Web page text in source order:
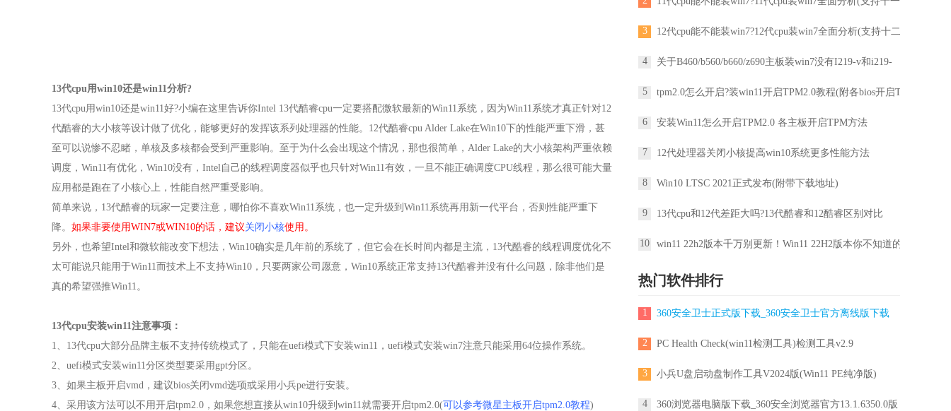
3 12代cpu能不能装win7?12代cpu装win7全面分析(支持十二
4 关于B460/b560/b660/z690主板装win7没有I219-v和i219-
5 tpm2.0怎么开启?装win11开启TPM2.0教程(附各bios开启T
6 安装Win11怎么开启TPM2.0 各主板开启TPM方法
7 12代处理器关闭小核提高win10系统更多性能方法
8 Win10 LTSC 2021正式发布(附带下载地址)
9 13代cpu和12代差距大吗?13代酷睿和12酷睿区别对比
10 win11 22h2版本千万别更新！Win11 22H2版本你不知道的一
热门软件排行
1 360安全卫士正式版下载_360安全卫士官方离线版下载
2 PC Health Check(win11检测工具)检测工具v2.9
3 小兵U盘启动盘制作工具V2024版(Win11 PE纯净版)
4 360浏览器电脑版下载_360安全浏览器官方13.1.6350.0版
13代cpu用win10还是win11分析?
13代cpu用win10还是win11好?小编在这里告诉你Intel 13代酷睿cpu一定要搭配微软最新的Win11系统，因为Win11系统才真正针对12
代酷睿的大小核等设计做了优化，能够更好的发挥该系列处理器的性能。 12代酷睿cpu Alder Lake在Win10下的性能严重下滑，甚
至可以说惨不忍睹，单核及多核都会受到严重影响。 至于为什么会出现这个情况，那也很简单，Alder Lake的大小核架构严重依赖
调度，Win11有优化，Win10没有，Intel自己的线程调度器似乎也只针对Win11有效，一旦不能正确调度CPU线程，那么很可能大量
应用都是跑在了小核心上，性能自然严重受影响。
简单来说，13代酷睿的玩家一定要注意，哪怕你不喜欢Win11系统，也一定升级到Win11系统再用新一代平台，否则性能严重下
降。 如果非要使用WIN7或WIN10的话，建议关闭小核使用。
另外，也希望Intel和微软能改变下想法，Win10确实是几年前的系统了，但它会在长时间内都是主流，13代酷睿的线程调度优化不
太可能说只能用于Win11而技术上不支持Win10，只要两家公司愿意，Win10系统正常支持13代酷睿并没有什么问题，除非他们是
真的希望强推Win11。
13代cpu安装win11注意事项：
1 、 13代cpu大部分品牌主板不支持传统模式了，只能在uefi模式下安装win11， uefi模式安装win7注意只能采用64位操作系统。
2、 uefi模式安装win11分区类型要采用gpt分区。
3、如果主板开启vmd，建议bios关闭vmd选项或采用小兵pe进行安装。
4、采用该方法可以不用开启tpm2.0，如果您想直接从win10升级到win11就需要开启tpm2.0(可以参考微星主板开启tpm2.0教程)